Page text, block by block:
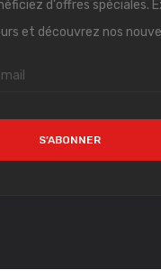
d'offres spéciales.
et découvrez nos
S’ABONNER